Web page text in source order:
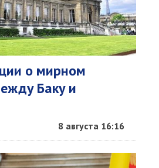
о мирном
Баку и
8 августа 16:16